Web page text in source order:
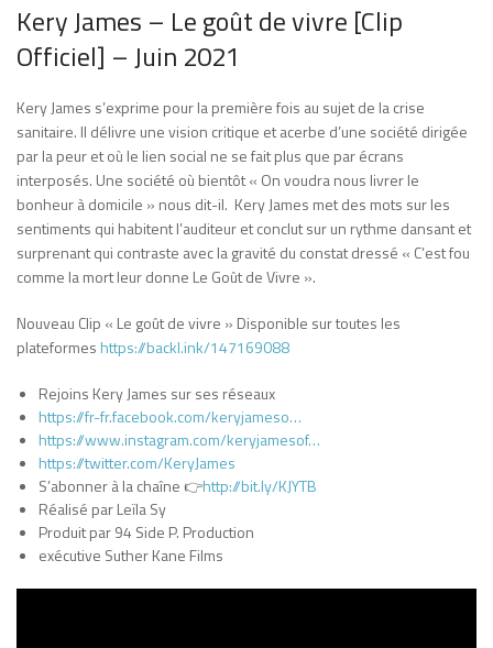
Kery James – Le goût de vivre [Clip
Officiel] – Juin 2021
Kery James s’exprime pour la première fois au sujet de la crise
sanitaire. Il délivre une vision critique et acerbe d’une société dirigée
par la peur et où le lien social ne se fait plus que par écrans
interposés. Une société où bientôt « On voudra nous livrer le
bonheur à domicile » nous dit-il. Kery James met des mots sur les
sentiments qui habitent l’auditeur et conclut sur un rythme dansant et
surprenant qui contraste avec la gravité du constat dressé « C’est fou
comme la mort leur donne Le Goût de Vivre ».
Nouveau Clip « Le goût de vivre » Disponible sur toutes les
plateformes https://backl.ink/147169088
Rejoins Kery James sur ses réseaux
https://fr-fr.facebook.com/keryjameso…
https://www.instagram.com/keryjamesof…
https://twitter.com/KeryJames
S’abonner à la chaîne 👉http://bit.ly/KJYTB
Réalisé par Leïla Sy
Produit par 94 Side P. Production
exécutive Suther Kane Films